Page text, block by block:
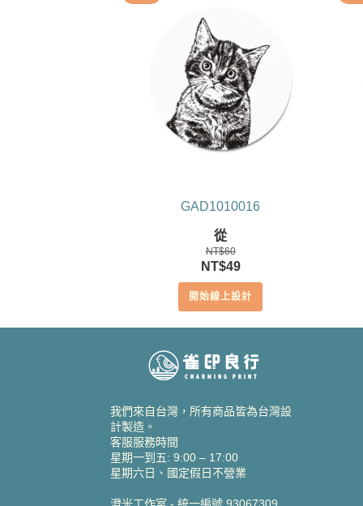
GAD1010016
從
NT$60
原
始
價
NT$49目
前
價
開始線上設計
我們來自台灣，所有商品皆為台灣設
計製造。
客服服務時間
星期一到五: 9:00 – 17:00
星期六日、國定假日不營業